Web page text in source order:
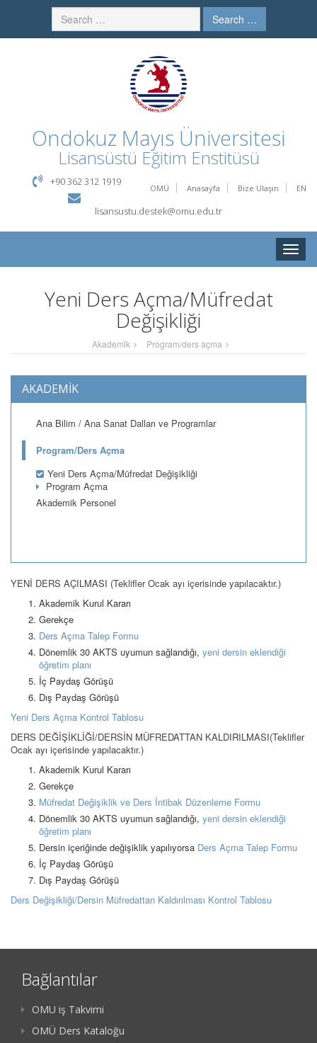
Search …
Ondokuz Mayıs Üniversitesi
Lisansüstü Eğitim Enstitüsü
OMÜ Anasayfa Bize Ulaşın EN
+90 362 312 1919
lisansustu.destek@omu.edu.tr
Toggle
Yeni Ders Açma/Müfredat
Değişikliği
Akademi̇k Program/ders açma
AKADEMİK
Ana Bilim / Ana Sanat Dalları ve Programlar
Program/Ders Açma
Yeni Ders Açma/Müfredat Değişikliği
Program Açma
Akademik Personel
YENİ DERS AÇILMASI (Teklifler Ocak ayı içerisinde yapılacaktır.)
Akademik Kurul Kararı
Gerekçe
Ders Açma Talep Formu
Dönemlik 30 AKTS uyumun sağlandığı, yeni dersin eklendiği
öğretim planı
İç Paydaş Görüşü
Dış Paydaş Görüşü
Yeni Ders Açma Kontrol Tablosu
DERS DEĞİŞİKLİĞİ/DERSİN MÜFREDATTAN KALDIRILMASI(Teklifler
Ocak ayı içerisinde yapılacaktır.)
Akademik Kurul Kararı
Gerekçe
Müfredat Değişiklik ve Ders İntibak Düzenleme Formu
Dönemlik 30 AKTS uyumun sağlandığı, yeni dersin eklendiği
öğretim planı
Dersin içeriğinde değişiklik yapılıyorsa Ders Açma Talep Formu
İç Paydaş Görüşü
Dış Paydaş Görüşü
Ders Değişikliği/Dersin Müfredattan Kaldırılması Kontrol Tablosu
Bağlantılar
OMU iş Takvimi
OMÜ Ders Kataloğu